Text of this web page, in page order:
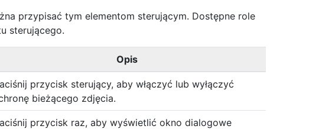
przypisać tym elementom sterującym. Dostępne role
sterującego.
Opis
przycisk sterujący, aby włączyć lub wyłączyć
bieżącego zdjęcia.
przycisk raz, aby wyświetlić okno dialogowe